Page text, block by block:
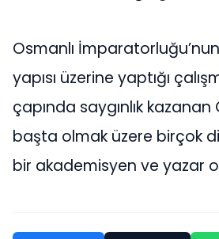
Osmanlı
yapısı üzerine yaptığı
çapında saygınlık kazanan
başta olmak üzere birçok
bir akademisyen ve yazar